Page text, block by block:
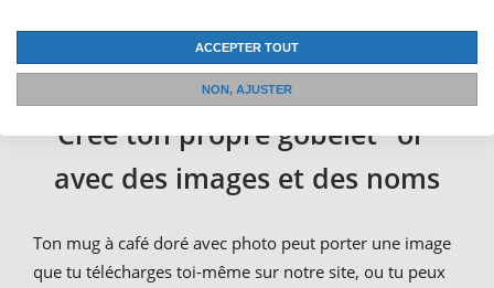
simplement t'offrir une tasse en or.
Crée ton propre gobelet "or"
avec des images et des noms
Ton mug à café doré avec photo peut porter une image
que tu télécharges toi-même sur notre site, ou tu peux
ACCEPTER TOUT
NON, AJUSTER